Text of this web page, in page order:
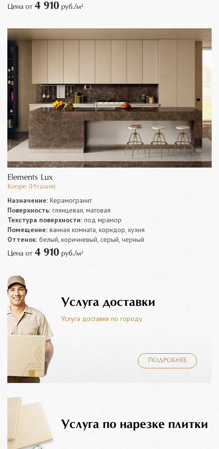
Цена от 4 910 руб./м²
Elements Lux
Keope (Италия)
Назначение: Керамогранит
Поверхность: глянцевая, матовая
Текстура поверхности: под мрамор
Помещение: ванная комната, коридор, кухня
Оттенок: белый, коричневый, серый, черный
Цена от 4 910 руб./м²
Услуга доставки
Услуга доставки по городу
ПОДРОБНЕЕ
Услуга по нарезке плитки